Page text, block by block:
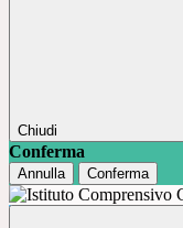
Chiudi
Conferma
Annulla Conferma